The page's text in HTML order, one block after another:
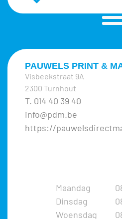
PAUWELS PRINT &
Visbeekstraat 9A
2300 Turnhout
T. 014 40 39 40
info@pdm.be
https://
Maandag
Dinsdag
Woensdag